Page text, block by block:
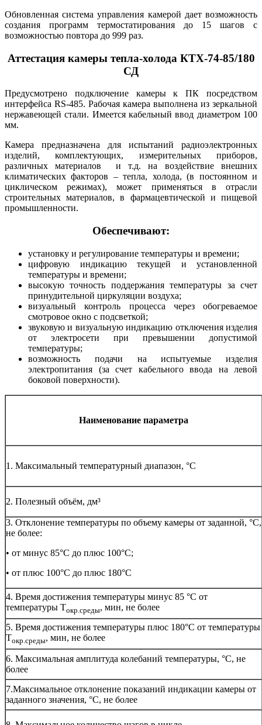
Обновленная система управления камерой дает возможность
создания программ термостатирования до 15 шагов с
возможностью повтора до 999 раз.
Аттестация камеры тепла-холода КТХ-74-85/180
СД
Предусмотрено подключение камеры к ПК посредством
интерфейса RS-485. Рабочая камера выполнена из зеркальной
нержавеющей стали. Имеется кабельный ввод диаметром 100
мм.
Камера предназначена для испытаний радиоэлектронных
изделий, комплектующих, измерительных приборов,
различных материалов и т.д. на воздействие внешних
климатических факторов – тепла, холода, (в постоянном и
циклическом режимах), может применяться в отрасли
строительных материалов, в фармацевтической и пищевой
промышленности.
Обеспечивают:
установку и регулирование температуры и времени;
цифровую индикацию текущей и установленной
температуры и времени;
высокую точность поддержания температуры за счет
принудительной циркуляции воздуха;
визуальный контроль процесса через обогреваемое
смотровое окно с подсветкой;
звуковую и визуальную индикацию отключения изделия
от электросети при превышении допустимой
температуры;
возможность подачи на испытуемые изделия
электропитания (за счет кабельного ввода на левой
боковой поверхности).
Наименование параметра
1. Максимальный температурный диапазон, °C
2. Полезный объём, дм³
3. Отклонение температуры по объему камеры от заданной, °C,
не более:
• от минус 85°C до плюс 100°C;
• от плюс 100°C до плюс 180°C
4. Время достижения температуры минус 85 °C от
температуры Токр.среды, мин, не более
5. Время достижения температуры плюс 180°C от температуры
Токр.среды, мин, не более
6. Максимальная амплитуда колебаний температуры, °C, не
более
7.Максимальное отклонение показаний индикации камеры от
заданного значения, °С, не более